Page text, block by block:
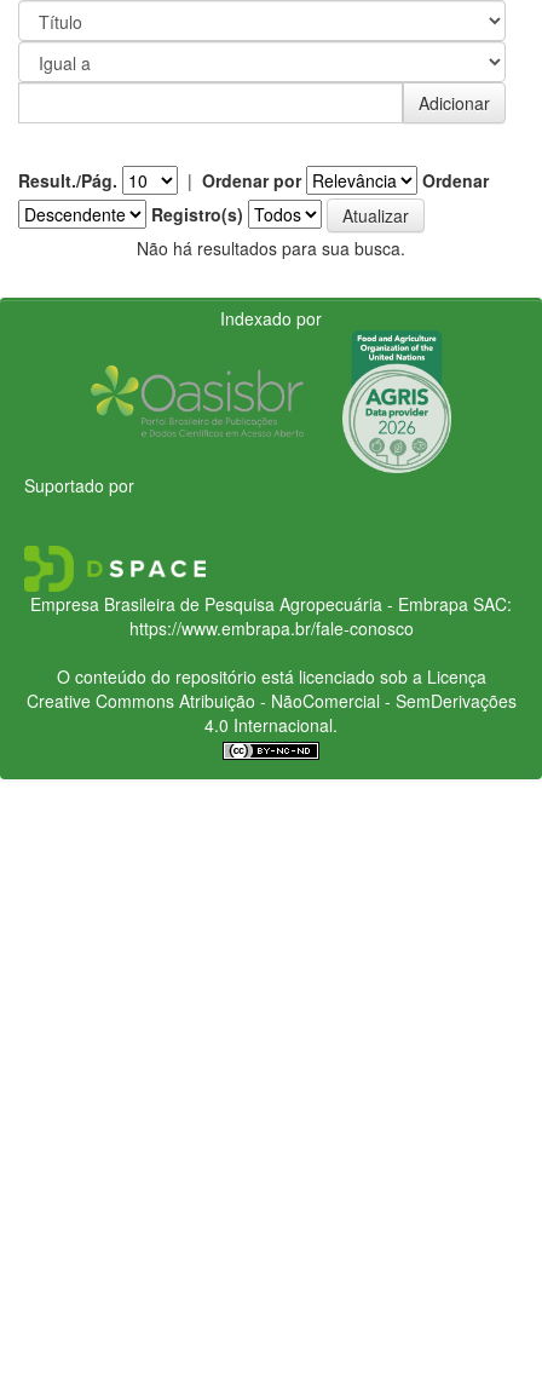
Result./Pág. | Ordenar por
Ordenar
Registro(s)
Não há resultados para sua busca.
Indexado por
Suportado por
Empresa Brasileira de Pesquisa Agropecuária - Embrapa SAC:
https://www.embrapa.br/fale-conosco
O conteúdo do repositório está licenciado sob a Licença
Creative CommonsAtribuição - NãoComercial - SemDerivações
4.0 Internacional.